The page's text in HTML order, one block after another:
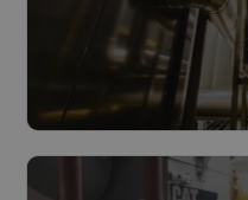
WKK en
gaat dat nog